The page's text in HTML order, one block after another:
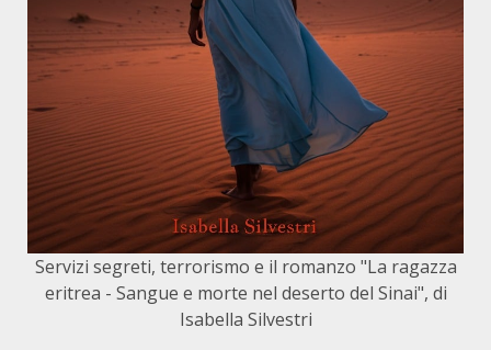
Servizi segreti, terrorismo e il romanzo "La ragazza
eritrea - Sangue e morte nel deserto del Sinai", di
Isabella Silvestri